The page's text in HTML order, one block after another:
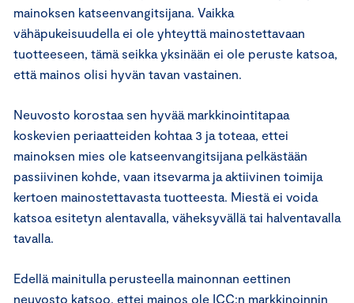
mainoksen katseenvangitsijana. Vaikka
vähäpukeisuudella ei ole yhteyttä mainostettavaan
tuotteeseen, tämä seikka yksinään ei ole peruste katsoa,
että mainos olisi hyvän tavan vastainen.
Neuvosto korostaa sen hyvää markkinointitapaa
koskevien periaatteiden kohtaa 3 ja toteaa, ettei
mainoksen mies ole katseenvangitsijana pelkästään
passiivinen kohde, vaan itsevarma ja aktiivinen toimija
kertoen mainostettavasta tuotteesta. Miestä ei voida
katsoa esitetyn alentavalla, väheksyvällä tai halventavalla
tavalla.
Edellä mainitulla perusteella mainonnan eettinen
neuvosto katsoo, ettei mainos ole ICC:n markkinoinnin